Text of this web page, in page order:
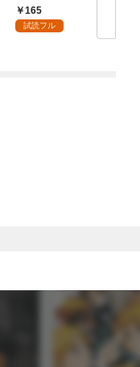
165
試読フル